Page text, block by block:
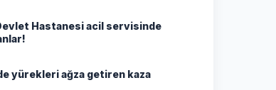
Hastanesi acil servisinde
yürekleri ağza getiren kaza